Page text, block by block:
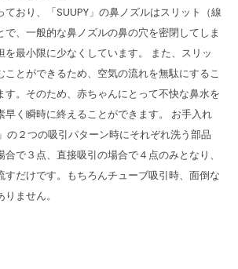
おり、「SUUPY」の鼻ノズルはスリット（線
で、一般的な鼻ノズルの鼻の穴を密閉してしま
を最小限に少なくしています。 また、スリッ
ことができるため、空気の流れを無駄にするこ
す。そのため、赤ちゃんにとって不快な鼻水を
早く瞬時に終えることができます。 お手入れ
の２つの吸引パターン時にそれぞれ洗う部品
で３点、直接吸引の場合で４点のみとなり、
すだけです。もちろんチューブ吸引時、面倒な
ません。